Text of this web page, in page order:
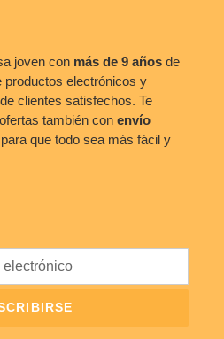
joven con más de 9 años de
productos electrónicos y
clientes satisfechos. Te
también con envío
para que todo sea más fácil y